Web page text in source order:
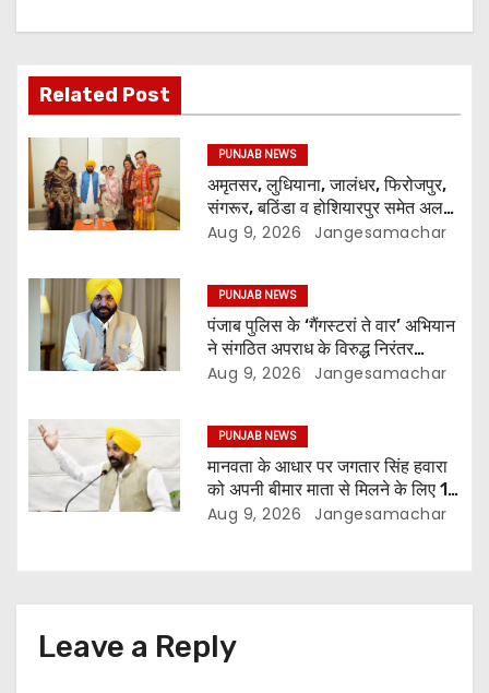
Related Post
PUNJAB NEWS
अमृतसर, लुधियाना, जालंधर, फिरोजपुर,
संगरूर, बठिंडा व होशियारपुर समेत अलग-
अलग स्थानों पर ये शो होगा- भगवंत सिंह
Aug 9, 2026 Jangesamachar
PUNJAB NEWS
पंजाब पुलिस के ‘गैंगस्टरां ते वार’ अभियान
ने संगठित अपराध के विरुद्ध निरंतर
कार्रवाई के 200 दिन पूरे किए ; 1.09
Aug 9, 2026 Jangesamachar
PUNJAB NEWS
मानवता के आधार पर जगतार सिंह हवारा
को अपनी बीमार माता से मिलने के लिए 10
दिन की पैरोल दी जानी चाहिए- मुख्यमंत्री
Aug 9, 2026 Jangesamachar
Leave a Reply